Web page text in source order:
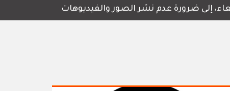
إلى ضرورة عدم نشر الصور والفيديوهات التي لا تحتوي